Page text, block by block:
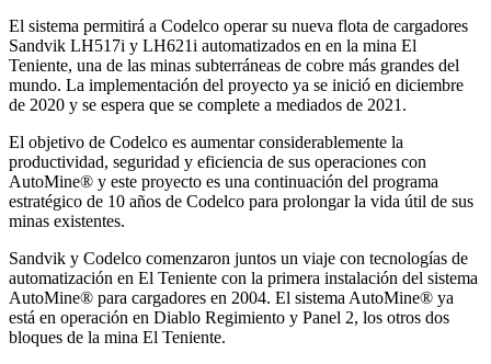
El sistema permitirá a Codelco operar su nueva flota de cargadores
Sandvik LH517i y LH621i automatizados en en la mina El
Teniente, una de las minas subterráneas de cobre más grandes del
mundo. La implementación del proyecto ya se inició en diciembre
de 2020 y se espera que se complete a mediados de 2021.
El objetivo de Codelco es aumentar considerablemente la
productividad, seguridad y eficiencia de sus operaciones con
AutoMine® y este proyecto es una continuación del programa
estratégico de 10 años de Codelco para prolongar la vida útil de sus
minas existentes.
Sandvik y Codelco comenzaron juntos un viaje con tecnologías de
automatización en El Teniente con la primera instalación del sistema
AutoMine® para cargadores en 2004. El sistema AutoMine® ya
está en operación en Diablo Regimiento y Panel 2, los otros dos
bloques de la mina El Teniente.